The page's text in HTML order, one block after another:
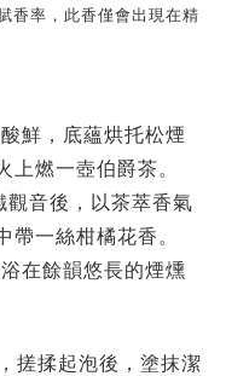
香率，此香僅會出現在精
鮮，底蘊烘托松煙
上燃一壺伯爵茶。
觀音後，以茶萃香氣
帶一絲柑橘花香。
在餘韻悠長的煙燻
搓揉起泡後，塗抹潔